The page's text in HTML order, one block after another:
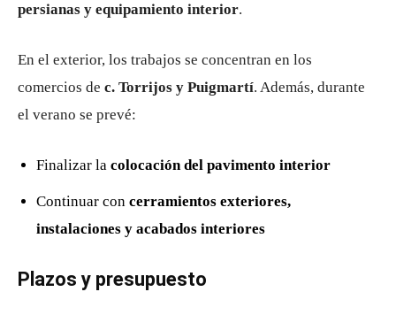
persianas y equipamiento interior.
En el exterior, los trabajos se concentran en los
comercios de c. Torrijos y Puigmartí. Además, durante
el verano se prevé:
Finalizar la colocación del pavimento interior
Continuar con cerramientos exteriores,
instalaciones y acabados interiores
Plazos y presupuesto